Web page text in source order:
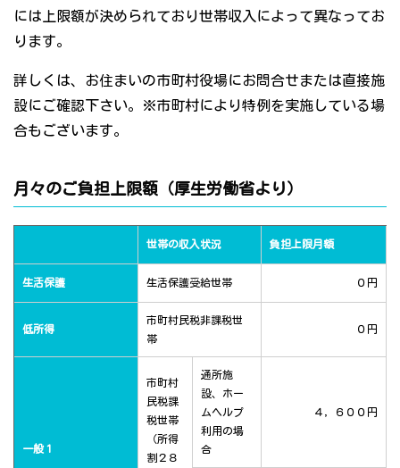
には上限額が決められており世帯収入によって異なってお
ります。
詳しくは、お住まいの市町村役場にお問合せまたは直接施
設にご確認下さい。※市町村により特例を実施している場
合もございます。
月々のご負担上限額（厚生労働省より）
世帯の収入状況 負担上限月額
生活保護 生活保護受給世帯 ０円
低所得
市町村民税非課税世
帯
０円
一般１
市町村
民税課
税世帯
（所得
割２８
通所施
設、ホー
ムヘルプ
利用の場
合
４，６００円